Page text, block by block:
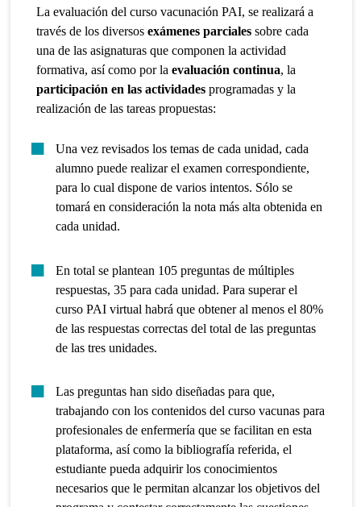
La evaluación del curso vacunación PAI, se realizará a
través de los diversosexámenes parciales sobre cada
una de las asignaturas que componen la actividad
formativa, así como por laevaluación continua, la
participación en las actividades programadas y la
realización de las tareas propuestas:
Una vez revisados los temas de cada unidad, cada
alumno puede realizar el examen correspondiente,
para lo cual dispone de varios intentos. Sólo se
tomará en consideración la nota más alta obtenida en
cada unidad.
En total se plantean 105 preguntas de múltiples
respuestas, 35 para cada unidad. Para superar el
curso PAI virtual habrá que obtener al menos el 80%
de las respuestas correctas del total de las preguntas
de las tres unidades.
Las preguntas han sido diseñadas para que,
trabajando con los contenidos del curso vacunas para
profesionales de enfermería que se facilitan en esta
plataforma, así como la bibliografía referida, el
estudiante pueda adquirir los conocimientos
necesarios que le permitan alcanzar los objetivos del